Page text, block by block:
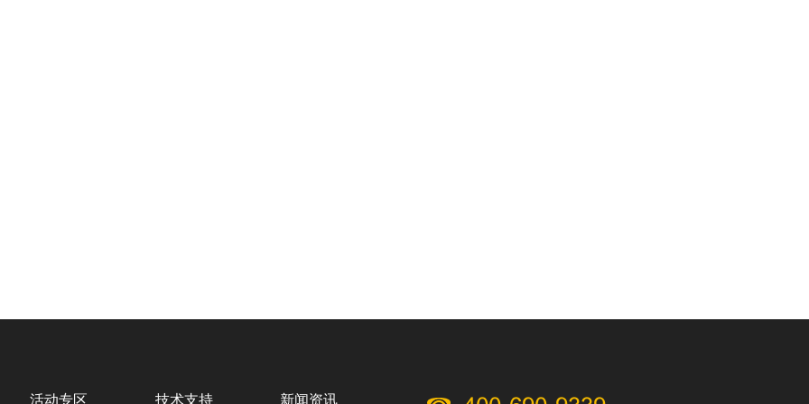
活动专区 技术支持 新闻资讯